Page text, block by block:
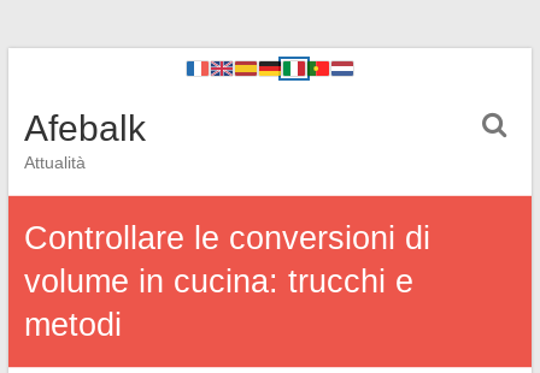
Afebalk
Attualità
Controllare le conversioni di
volume in cucina: trucchi e
metodi